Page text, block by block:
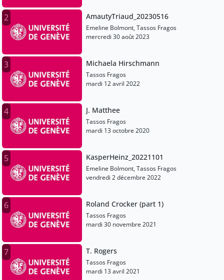
2 AmautyTriaud_20230516
Emeline Bolmont, Tassos Fragos
mercredi 30 août 2023
3 Michaela Hirschmann
Tassos Fragos
mardi 12 avril 2022
4 J. Matthee
Tassos Fragos
mardi 13 octobre 2020
5 KasperHeinz_20221101
Emeline Bolmont, Tassos Fragos
vendredi 2 décembre 2022
6 Roland Crocker (part 1)
Tassos Fragos
mardi 30 novembre 2021
7 T. Rogers
Tassos Fragos
mardi 13 avril 2021